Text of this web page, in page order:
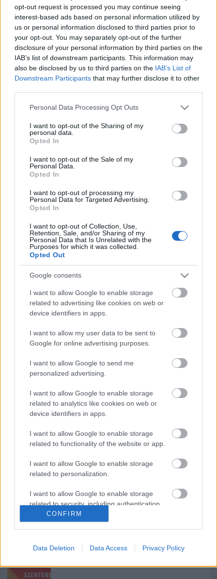
opt-out request is processed you may continue seeing
interest-based ads based on personal information utilized by
us or personal information disclosed to third parties prior to
your opt-out. You may separately opt-out of the further
disclosure of your personal information by third parties on the
IAB’s list of downstream participants. This information may
also be disclosed by us to third parties on the IAB’s List of
Downstream Participants that may further disclose it to other
Please note that this website/app uses one or more Google
not limited to your visit or usage behaviour. You may click to
grant or deny consent to Google and its third-party tags to
use your data for below specified purposes in below Google
consent section.
Personal Data Processing Opt Outs
I want to opt-out of the Sharing of my
personal data.
Opted In
I want to opt-out of the Sale of my
Personal Data.
Opted In
I want to opt-out of processing my
Personal Data for Targeted Advertising.
Opted In
I want to opt-out of Collection, Use,
Retention, Sale, and/or Sharing of my
Personal Data that Is Unrelated with the
Purposes for which it was collected.
Opted Out
Google consents
I want to allow Google to enable storage
related to advertising like cookies on web or
device identifiers in apps.
I want to allow my user data to be sent to
Google for online advertising purposes.
I want to allow Google to send me
personalized advertising.
I want to allow Google to enable storage
related to analytics like cookies on web or
device identifiers in apps.
I want to allow Google to enable storage
related to functionality of the website or app.
I want to allow Google to enable storage
related to personalization.
I want to allow Google to enable storage
related to security, including authentication
functionality and fraud prevention, and other
user protection.
CONFIRM
Data Deletion Data Access Privacy Policy
A cigánytábor a cirkuszba megy
Bartabaslovas cirkusza, aZingaro Battutacímmel
egy cigánytábor életét esküvőtől temetésig egyórás
zenés párbajban prezentálja. Folyamatos
crescendoban küzd meg a balkáni (Kusturica-
filmekből jól ismert) rezesbanda es a magyar
cigányzenét játszó vonósok. Költői szépségű a
porond : belépve friss víz illata csap meg, középen
hatalmas vízoszlop omlik alá, előbb kékes, az
futama végén egymást kitúrva tusolnak alatta a
lovak. Megkapó mindenfajta pátosz mellőzése,
a virtuskodó ifjak egészen párducmintás
alsónadrágos sztriptizig mennek el a hölgy
kegyeiért, aki hófehér paripán, végtelenített fátyollal
galoppozik. Minden a helyére kerül ; az arra kóborló
medve is nőhoz jut (együtt nevelgetik a bocsokat), a
halott vajda sírjára fokhagymakoszorú, a
monitorkereskedő szekerére parabolantenna kerül.
Trash az Inben
Copi, a hetvenes évek francia provokátora három
darabjaMarcial di Fonzo Bo
rendezésében (aki
egyébként a másik frankó-latin fenegyerek, Rodrigo
Garcia szinésze) egyszerre kínál filmsorozatos
izgalmat, pornografikus jeleneteket, vaudeville-
paródiát és ha akarjuk, metafizikus szimbólumokat.
A Défense- torony címűben hat szereplő reked egy
luxuslakásban 1976 szilveszterén, folyik a pezsgő,
épp nem öl a kokain, míg egy halott kislány bukkan
elő egy bőröndből. A játék frissessége a vaskos
jelenetek ellenére remek szórakozást jelent.
Off(ok)ezen felül általában délelőttől éjfélig
kinál(nak) színházanként átlagosan hét előadást.
Okos a választott mottó: a választás megfoszt a
ugyanakkor nem szabad megfeledkezni a közeli
tengerről sem, néha emlékeztet erre a friss,
Csete Borbála/ Szinhaz.hu
Ajánlott bejegyzések: